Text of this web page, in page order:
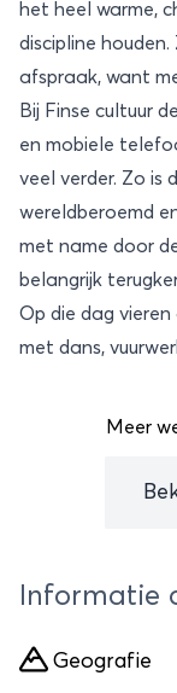
het heel warme,
discipline
afspraak, want
Bij Finse cultuur
en mobiele
veel verder. Zo is
wereldberoemd
met name door
belangrijk
Op die dag
met dans,
Meer
Informatie
Geografie